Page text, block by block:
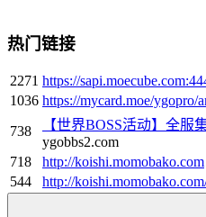
热门链接
2271 https://
1036 https://mycard.moe/ygopro/
738
【世界BOSS活动】全服
ygobbs2.com
718
http://koishi.momobako.com
544
http://